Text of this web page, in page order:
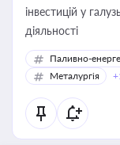
інвестицій у
діяльності
Паливно-
Металургія